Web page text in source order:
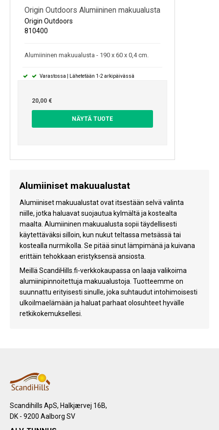
Origin Outdoors Alumiininen makuualusta
Origin Outdoors
810400
Alumiininen makuualusta - 190 x 60 x 0,4 cm.
Varastossa | Lähetetään 1-2 arkipäivässä
20,00 €
NÄYTÄ TUOTE
Alumiiniset makuualustat
Alumiiniset makuualustat ovat itsestään selvä valinta
niille, jotka haluavat suojautua kylmältä ja kostealta
maalta. Alumiininen makuualusta sopii täydellisesti
käytettäväksi silloin, kun nukut teltassa metsässä tai
kostealla nurmikolla. Se pitää sinut lämpimänä ja kuivana
erittäin tehokkaan eristyksensä ansiosta.
Meillä ScandiHills.fi-verkkokaupassa on laaja valikoima
alumiinipinnoitettuja makuualustoja. Tuotteemme on
suunnattu erityisesti sinulle, joka suhtaudut intohimoisesti
ulkoilmaelämään ja haluat parhaat olosuhteet hyvälle
retkikokemuksellesi.
Scandihills ApS, Halkjærvej 16B,
DK - 9200 Aalborg SV